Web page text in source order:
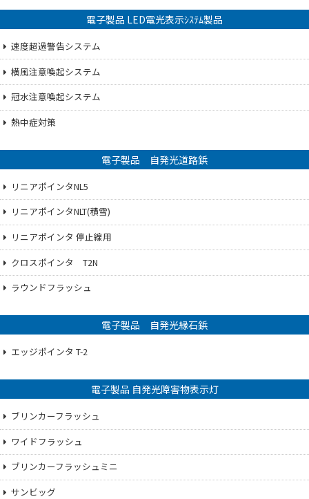
電子製品 LED電光表示ｼｽﾃﾑ製品
速度超過警告システム
横風注意喚起システム
冠水注意喚起システム
熱中症対策
電子製品 自発光道路鋲
リニアポインタNL5
リニアポインタNLT(積雪)
リニアポインタ 停止線用
クロスポインタ T2N
ラウンドフラッシュ
電子製品 自発光縁石鋲
エッジポインタ T-2
電子製品 自発光障害物表示灯
ブリンカーフラッシュ
ワイドフラッシュ
ブリンカーフラッシュミニ
サンビッグ